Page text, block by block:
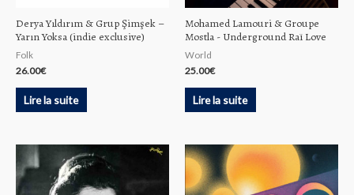
Derya Yıldırım & Grup Şimşek –
Yarın Yoksa (indie exclusive)
Folk
26.00€
Lire la suite
Mohamed Lamouri & Groupe
Mostla ‎- Underground Raï Love
World
25.00€
Lire la suite